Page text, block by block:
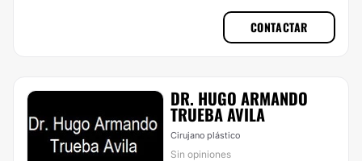
CONTACTAR
DR. HUGO ARMANDO
TRUEBA AVILA
Cirujano plástico
Sin opiniones